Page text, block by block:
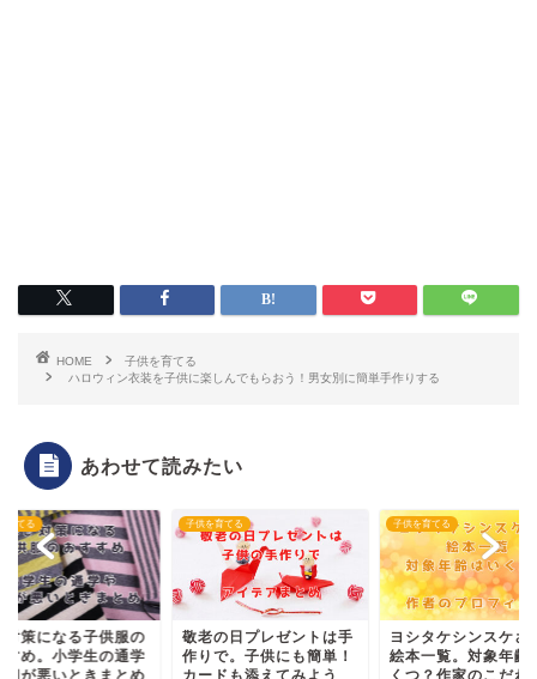
HOME
子供を育てる
ハロウィン衣装を子供に楽しんでもらおう！男女別に簡単手作りする
あわせて読みたい
育てる
対策になる子供服の
すめ。小学生の通学
相が悪いときまとめ
子供を育てる
敬老の日プレゼントは手
作りで。子供にも簡単！
カードも添えてみよう
子供を育てる
ヨシタケシンスケさ
絵本一覧。対象年齢
くつ？作家のこだわ